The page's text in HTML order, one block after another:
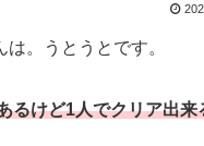
。うとうとです。
るけど1人でクリア出来